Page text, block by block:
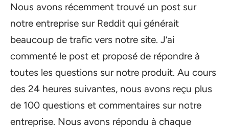
Nous avons récemment trouvé un post sur
notre entreprise sur Reddit qui générait
beaucoup de trafic vers notre site. J’ai
commenté le post et proposé de répondre à
toutes les questions sur notre produit. Au cours
des 24 heures suivantes, nous avons reçu plus
de 100 questions et commentaires sur notre
entreprise. Nous avons répondu à chaque